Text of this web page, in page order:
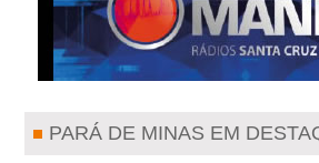
PARÁ DE MINAS EM